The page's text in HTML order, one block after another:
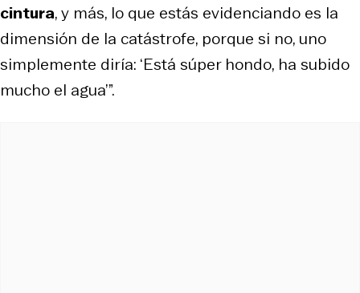
cintura, y más, lo que estás evidenciando es la
dimensión de la catástrofe, porque si no, uno
simplemente diría: ‘Está súper hondo, ha subido
mucho el agua’”.